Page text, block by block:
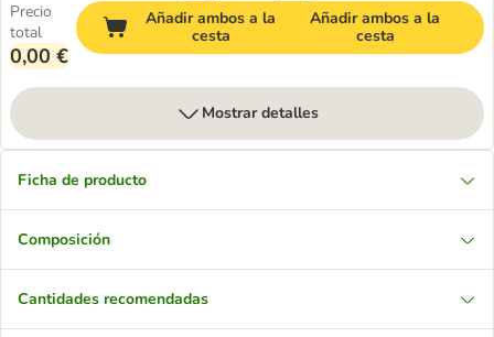
Precio
total
0,00 €
Añadir ambos a la
cesta
Añadir ambos a la
cesta
Mostrar detalles
Ficha de producto
Composición
Cantidades recomendadas